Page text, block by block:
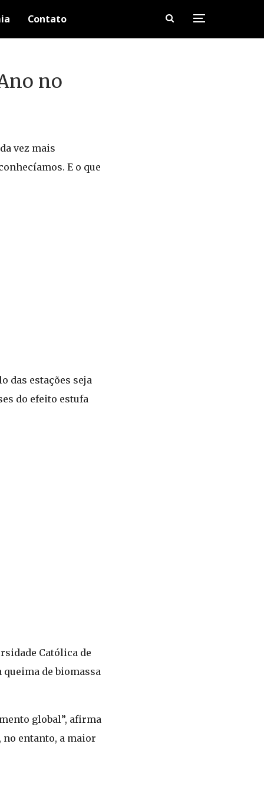
Contato
no
vez mais
E o que
das estações seja
do efeito estufa
Católica de
de biomassa
global”, afirma
no entanto, a maior